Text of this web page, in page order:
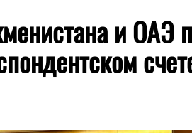
и ОАЭ